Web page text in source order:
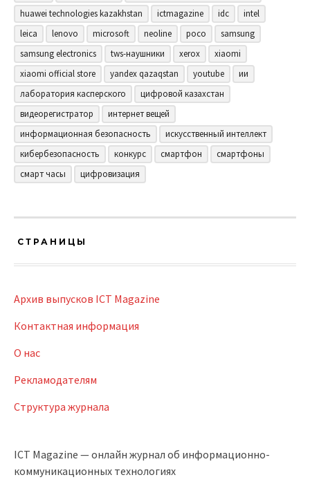
huawei technologies kazakhstan
ictmagazine idc
intel
leica
lenovo microsoft neoline poco
samsung
samsung electronics
tws-наушники xerox
xiaomi
xiaomi official store
yandex qazaqstan youtube
ии
лаборатория касперского
цифровой казахстан
видеорегистратор
интернет вещей
информационная безопасность
искусственный интеллект
кибербезопасность
конкурс смартфон
смартфоны
смарт часы
цифровизация
СТРАНИЦЫ
Архив выпусков ICT Magazine
Контактная информация
О нас
Рекламодателям
Структура журнала
ICT Magazine — онлайн журнал об информационно-
коммуникационных технологиях